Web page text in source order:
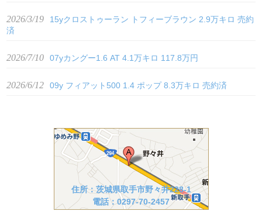
2026/3/19
15yクロストゥーラン トフィーブラウン 2.9万キロ 売約
済
2026/7/10 07yカングー1.6 AT 4.1万キロ 117.8万円
2026/6/12 09y フィアット500 1.4 ポップ 8.3万キロ 売約済
住所：茨城県取手市野々井228-1
電話：0297-70-2457